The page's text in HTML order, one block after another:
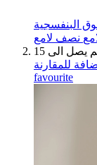
البنفسجية
نصف لامع
للمقارنة
favourite